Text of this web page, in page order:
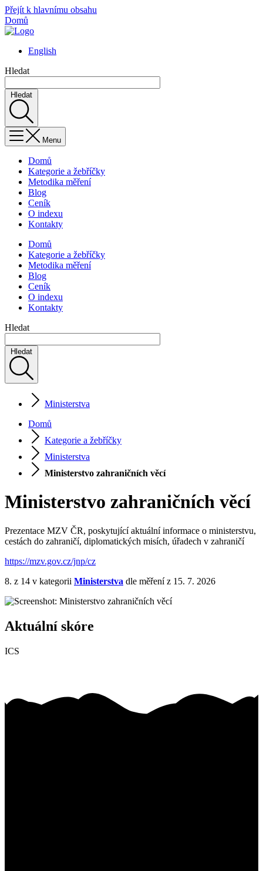
Přejít k hlavnímu obsahu
Domů
English
Hledat
Hledat
Menu
Domů
Kategorie a žebříčky
Metodika měření
Blog
Ceník
O indexu
Kontakty
Domů
Kategorie a žebříčky
Metodika měření
Blog
Ceník
O indexu
Kontakty
Hledat
Hledat
Ministerstva
Domů
Kategorie a žebříčky
Ministerstva
Ministerstvo zahraničních věcí
Ministerstvo zahraničních věcí
Prezentace MZV ČR, poskytující aktuální informace o ministerstvu,
cestách do zahraničí, diplomatických misích, úřadech v zahraničí
https://mzv.gov.cz/jnp/cz
8. z 14 v kategorii Ministerstva dle měření z 15. 7. 2026
Aktuální skóre
ICS